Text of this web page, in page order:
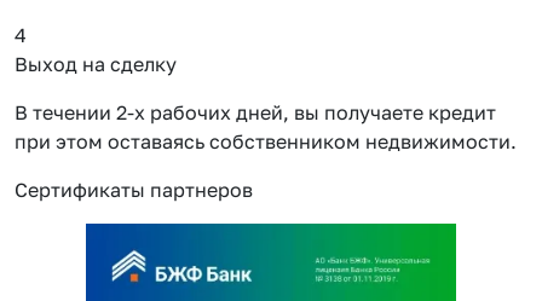
4
Выход на сделку
В течении 2-х рабочих дней, вы получаете кредит
при этом оставаясь собственником недвижимости.
Сертификаты партнеров